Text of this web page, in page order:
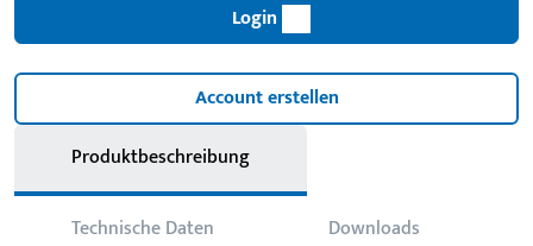
Login
Account erstellen
Produktbeschreibung
Technische Daten Downloads